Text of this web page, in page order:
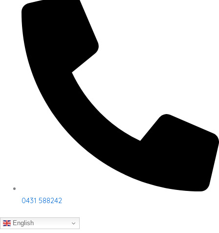
0431 588242
English